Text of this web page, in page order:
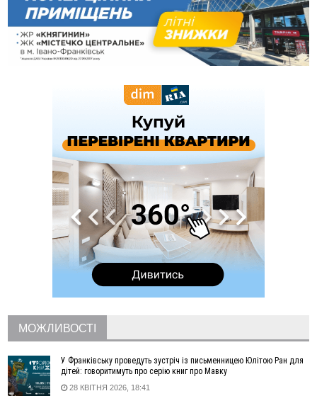
12:57
У Франківську зафіксували найбільшу спеку за всю історію
спостережень
12:24
Лікування наркоманії Київ: чому важливо розпочати
терапію якомога раніше
тисяч гривень у валюті, засудили до 5 років
Податкова передасть в Міноборони для "Оберегу" дані про
чоловіків 18–60 років
Водійка, яку на Сухомлинського побив інший керманич,
відмовилася від обвинувачення — справу закрили
У Франківську, Коломиї, Долині та Яремче 6 серпня
зафіксували рекордну спеку
Змушував надсилати інтимні фото: на Прикарпатті
затримали підозрюваного у розбещенні малолітньої
АМКУ розпочав справу проти Гвіздецької селищної ради
через різні ставки земельного податку
Синоптики попереджають про значний дощ на Прикарпатті
до кінця п'ятниці
Нафтогазову площу на межі Прикарпаття та Львівщини
повторно виставили на аукціон за 830 млн
06 Серпня
18:46 ФОТО У Польщі невідомі скоїли наругу над могилою УПА
17:45
Сили оборони уразила Ярославський НПЗ та кораблі
берегової охорони фсб у Керчі
МОЖЛИВОСТІ
У Франківську проведуть зустріч із письменницею Юлітою Ран для
дітей: говоритимуть про серію книг про Мавку
28 КВІТНЯ 2026, 18:41